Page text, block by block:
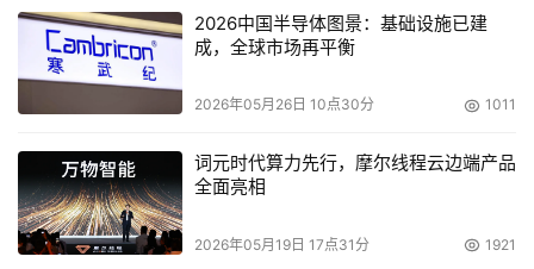
2026中国半导体图景：基础设施已建
成，全球市场再平衡
2026年05月26日 10点30分 1011
词元时代算力先行，摩尔线程云边端产品
全面亮相
2026年05月19日 17点31分 1921